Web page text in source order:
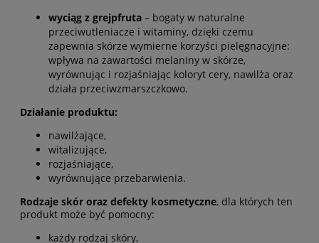
wyciąg z grejpfruta – bogaty w naturalne
przeciwutleniacze i witaminy, dzięki czemu
zapewnia skórze wymierne korzyści pielęgnacyjne:
wpływa na zawartości melaniny w skórze,
wyrównując i rozjaśniając koloryt cery, nawilża oraz
działa przeciwzmarszczkowo.
Działanie produktu:
nawilżające,
witalizujące,
rozjaśniające,
wyrównujące przebarwienia.
Rodzaje skór oraz defekty kosmetyczne, dla których ten
produkt może być pomocny:
każdy rodzaj skóry,